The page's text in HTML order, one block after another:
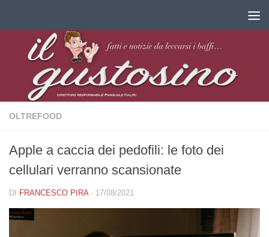
OLTREFOOD
Apple a caccia dei pedofili: le foto dei
cellulari verranno scansionate
DI FRANCESCO PIRA · 17/08/2021